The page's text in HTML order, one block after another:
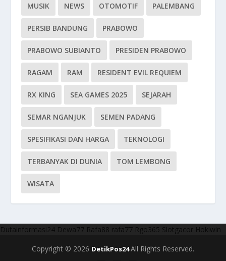
MUSIK NEWS OTOMOTIF PALEMBANG
PERSIB BANDUNG PRABOWO
PRABOWO SUBIANTO PRESIDEN PRABOWO
RAGAM RAM RESIDENT EVIL REQUIEM
RX KING SEA GAMES 2025 SEJARAH
SEMAR NGANJUK SEMEN PADANG
SPESIFIKASI DAN HARGA TEKNOLOGI
TERBANYAK DI DUNIA TOM LEMBONG
WISATA
Dutainformasi24 Dewa77 Rafa88 rafa77 Rgo365 Slotgacor Hokiwin
Copyright © 2026 DetikPos24All Rights Reserved.